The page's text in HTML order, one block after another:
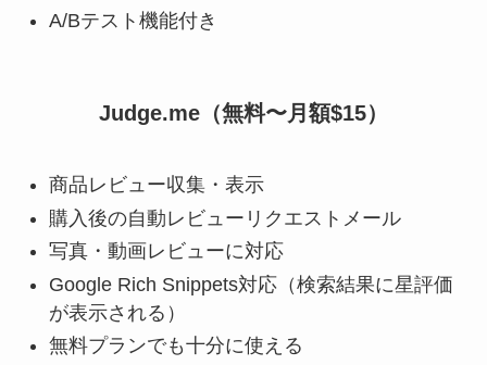
A/Bテスト機能付き
Judge.me（無料〜月額$15）
商品レビュー収集・表示
購入後の自動レビューリクエストメール
写真・動画レビューに対応
Google Rich Snippets対応（検索結果に星評価
が表示される）
無料プランでも十分に使える